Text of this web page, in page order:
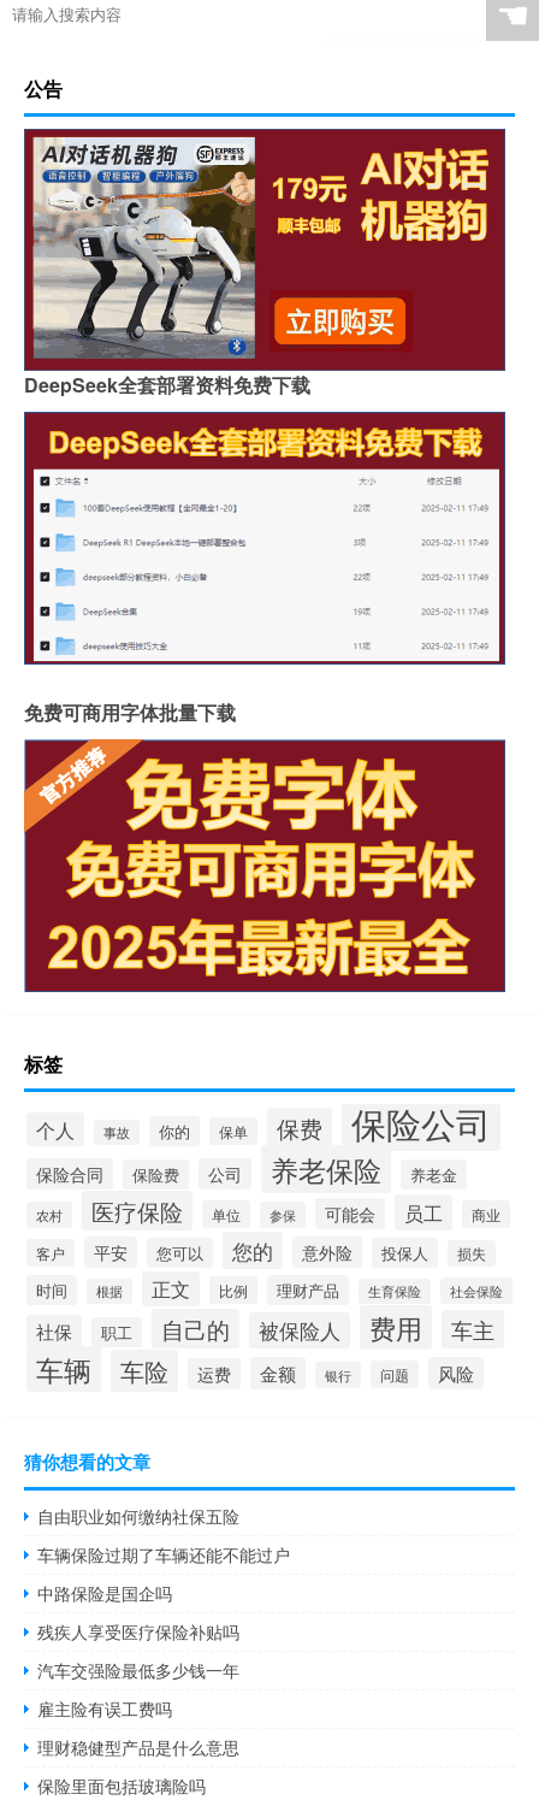
☚
公告
DeepSeek全套部署资料免费下载
免费可商用字体批量下载
标签
个人 事故 你的 保单 保费 保险公司
保险合同 保险费 公司 养老保险 养老金
农村 医疗保险 单位 参保 可能会 员工
商业
客户
平安 您可以 您的 意外险 投保人 损失
时间 根据 正文 比例 理财产品 生育保险 社会保险
社保 职工 自己的 被保险人 费用 车主
车辆 车险 运费 金额 银行 问题 风险
猜你想看的文章
自由职业如何缴纳社保五险
车辆保险过期了车辆还能不能过户
中路保险是国企吗
残疾人享受医疗保险补贴吗
汽车交强险最低多少钱一年
雇主险有误工费吗
理财稳健型产品是什么意思
保险里面包括玻璃险吗